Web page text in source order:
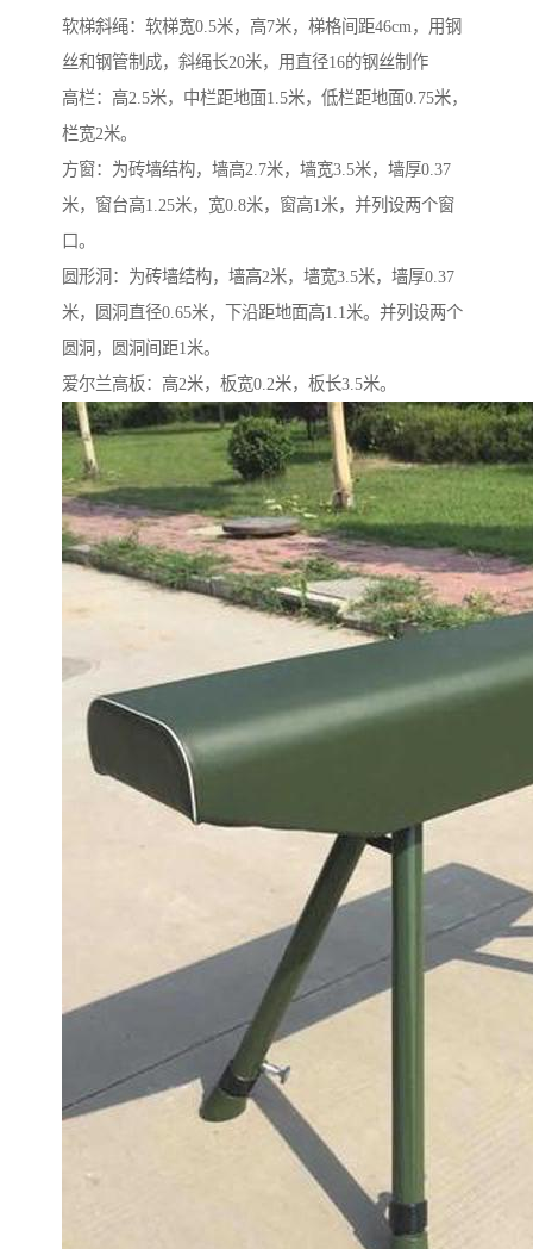
软梯斜绳：软梯宽0.5米，高7米，梯格间距46cm，用钢
丝和钢管制成，斜绳长20米，用直径16的钢丝制作
高栏：高2.5米，中栏距地面1.5米，低栏距地面0.75米，
栏宽2米。
方窗：为砖墙结构，墙高2.7米，墙宽3.5米，墙厚0.37
米，窗台高1.25米，宽0.8米，窗高1米，并列设两个窗
口。
圆形洞：为砖墙结构，墙高2米，墙宽3.5米，墙厚0.37
米，圆洞直径0.65米，下沿距地面高1.1米。并列设两个
圆洞，圆洞间距1米。
爱尔兰高板：高2米，板宽0.2米，板长3.5米。